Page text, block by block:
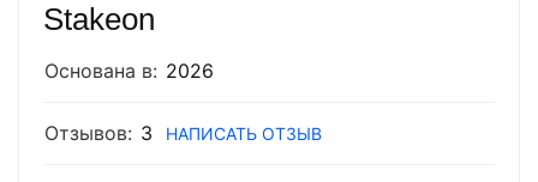
Stakeon
Основана в: 2026
Отзывов: 3 НАПИСАТЬ ОТЗЫВ